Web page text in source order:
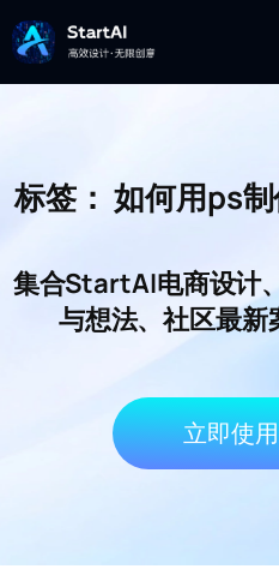
标签： 如何用ps
集合StartAI电商设计
与想法、社区最
立即使